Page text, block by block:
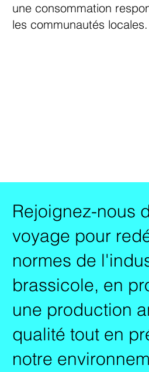
une consommation
les communautés locales.
Rejoignez-nous
voyage pour
normes de
brassicole, en
une production
qualité tout en
notre